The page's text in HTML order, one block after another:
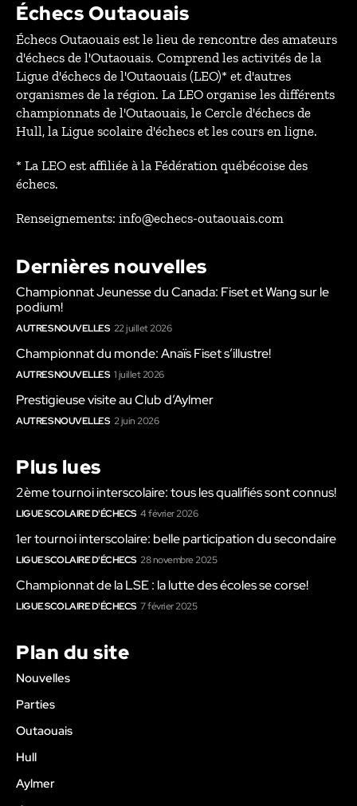
Échecs Outaouais
Échecs Outaouais est le lieu de rencontre des amateurs
d'échecs de l'Outaouais. Comprend les activités de la
Ligue d'échecs de l'Outaouais (LEO)* et d'autres
organismes de la région. La LEO organise les différents
championnats de l'Outaouais, le Cercle d'échecs de
Hull, la Ligue scolaire d'échecs et les cours en ligne.
* La LEO est affiliée à la Fédération québécoise des
échecs.
Renseignements: info@echecs-outaouais.com
Dernières nouvelles
Championnat Jeunesse du Canada: Fiset et Wang sur le
podium!
AUTRES NOUVELLES 22 juillet 2026
Championnat du monde: Anaïs Fiset s’illustre!
AUTRES NOUVELLES 1 juillet 2026
Prestigieuse visite au Club d’Aylmer
AUTRES NOUVELLES 2 juin 2026
Plus lues
2ème tournoi interscolaire: tous les qualifiés sont connus!
LIGUE SCOLAIRE D'ÉCHECS 4 février 2026
1er tournoi interscolaire: belle participation du secondaire
LIGUE SCOLAIRE D'ÉCHECS 28 novembre 2025
Championnat de la LSE : la lutte des écoles se corse!
LIGUE SCOLAIRE D'ÉCHECS 7 février 2025
Plan du site
Nouvelles
Parties
Outaouais
Hull
Aylmer